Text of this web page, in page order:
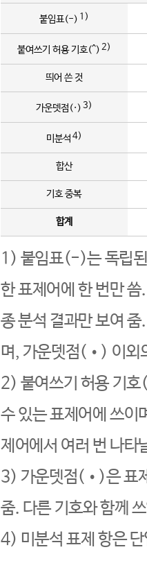
붙임표(-) 1)
붙여쓰기 허용 기호(^) 2)
띄어 쓴 것
가운뎃점(·) 3)
미분석 4)
합산
기호 중복
합계
1) 붙임표(-)는 독립된
한 표제어에 한 번만
종 분석 결과만 보여
며, 가운뎃점(•) 이외
2) 붙여쓰기 허용 기호
수 있는 표제어에 쓰이
제어에서 여러 번 나타
3) 가운뎃점(•)은 표
줌. 다른 기호와 함께
4) 미분석 표제 항은